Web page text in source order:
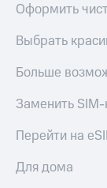
Оформить
Выбрать
Больше
Заменить
Перейти на
Для дома